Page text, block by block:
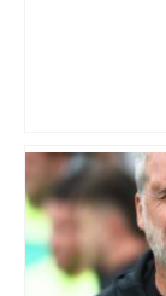
Toulouse. Un
un bâtiment
cinquantaine
Actu.fr